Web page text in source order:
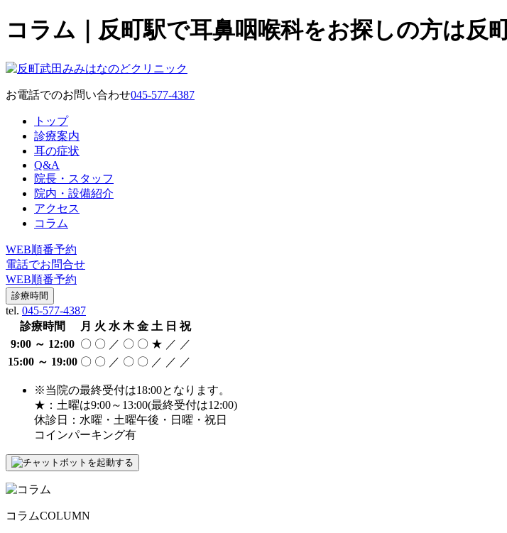
コラム｜反町駅で耳鼻咽喉科をお探しの方は反
お電話でのお問い合わせ045-577-4387
トップ
診療案内
耳の症状
Q&A
院長・スタッフ
院内・設備紹介
アクセス
コラム
WEB順番予約
電話でお問合せ
WEB順番予約
診療時間
tel. 045-577-4387
診療時間
月 火 水 木 金 土 日 祝
9:00 ～ 12:00 〇 〇 ／ 〇 〇 ★ ／ ／
15:00 ～ 19:00 〇 〇 ／ 〇 〇 ／ ／ ／
※当院の最終受付は18:00となります。
★：土曜は9:00～13:00(最終受付は12:00)
休診日：水曜・土曜午後・日曜・祝日
コインパーキング有
コラムCOLUMN